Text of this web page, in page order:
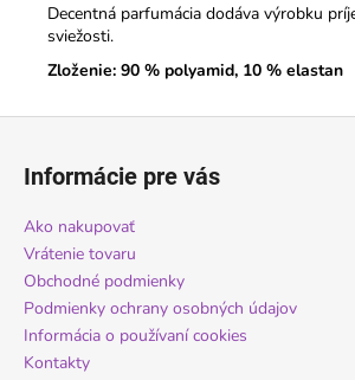
Decentná parfumácia dodáva výrobku
sviežosti.
Zloženie: 90 % polyamid, 10 % elastan
Informácie pre vás
Ako nakupovať
Vrátenie tovaru
Obchodné podmienky
Podmienky ochrany osobných údajov
Informácia o používaní cookies
Kontakty